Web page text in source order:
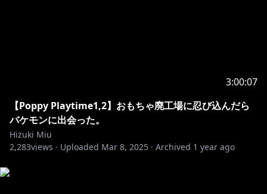
3:00:07
【Poppy Playtime1,2】おもちゃ廃工場に忍び込んだら
バケモンに出会った。
Hizuki Miu
2,283views · Uploaded Mar 8, 2025 · Archived 1 year ago